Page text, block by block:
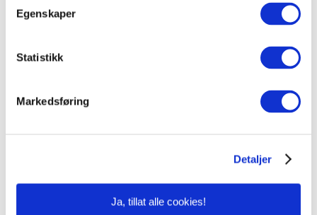
Egenskaper
Statistikk
Markedsføring
Detaljer
Ja, tillat alle cookies!
Overlege Hilde Brunvold Bjærke f.1969 er